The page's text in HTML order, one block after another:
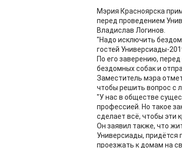
Мэрия Красноярска
перед проведением
Владислав Логинов.
"Надо исключить
гостей Универсиады-
По его заверению,
бездомных собак и
Заместитель мэра
чтобы решить вопрос с
"У нас в обществе
профессией. Но такое
сделает всё, чтобы эти
Он заявил также, что
Универсиады, придётся
проезжать к домам на